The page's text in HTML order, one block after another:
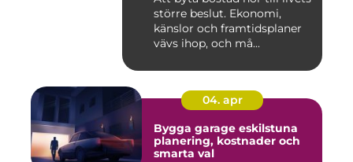
större beslut. Ekonomi,
känslor och framtidsplaner
vävs ihop, och må...
04. apr
Bygga garage eskilstuna
planering, kostnader och
smarta val